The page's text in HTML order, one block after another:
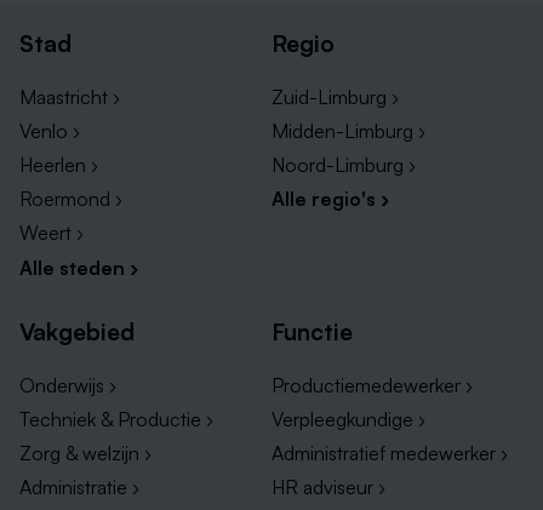
Stad
Maastricht ›
Venlo ›
Heerlen ›
Roermond ›
Weert ›
Alle steden ›
Regio
Zuid-Limburg ›
Midden-Limburg ›
Noord-Limburg ›
Alle regio's ›
Vakgebied
Onderwijs ›
Techniek & Productie ›
Zorg & welzijn ›
Administratie ›
Functie
Productiemedewerker ›
Verpleegkundige ›
Administratief medewerker ›
HR adviseur ›